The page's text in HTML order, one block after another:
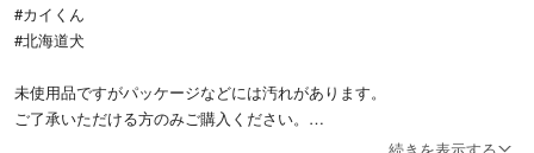
#カイくん
#北海道犬
未使用品ですがパッケージなどには汚れがあります。
ご了承いただける方のみご購入ください。